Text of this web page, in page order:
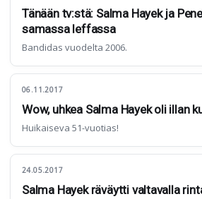
Tänään tv:stä: Salma Hayek ja
samassa leffassa
Bandidas vuodelta 2006.
06.11.2017
Wow, uhkea Salma Hayek oli illan
Huikaiseva 51-vuotias!
24.05.2017
Salma Hayek räväytti valtavalla